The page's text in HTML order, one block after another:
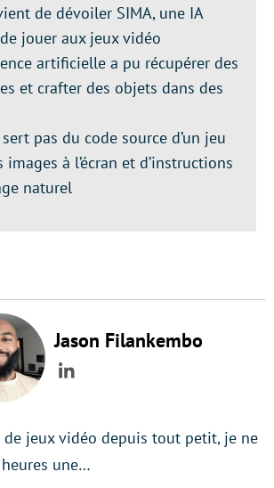
de dévoiler SIMA, une IA
jouer aux jeux vidéo
artificielle a pu récupérer des
et crafter des objets dans des
pas du code source d’un jeu
images à l’écran et d’instructions
naturel
Jason Filankembo
LinkedIn
de jeux vidéo depuis tout petit, je ne
une…